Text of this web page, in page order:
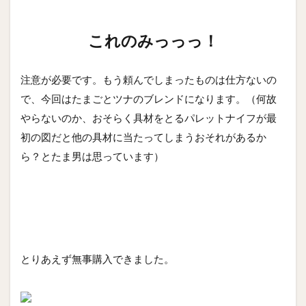
これのみっっっ！
注意が必要です。もう頼んでしまったものは仕方ないの
で、今回はたまごとツナのブレンドになります。（何故
やらないのか、おそらく具材をとるパレットナイフが最
初の図だと他の具材に当たってしまうおそれがあるか
ら？とたま男は思っています）
とりあえず無事購入できました。